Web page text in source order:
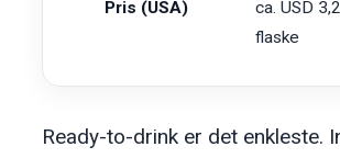
Pris (USA)
ca. USD
flaske
Ready-to-drink er det enkleste.